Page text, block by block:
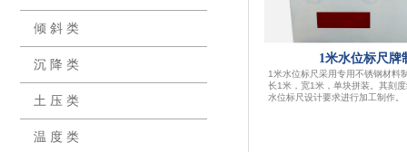
1米水位标尺牌
1米水位标尺采用专用不锈钢材料
长1米，宽1米，单块拼装。其刻
水位标尺设计要求进行加工制作。
倾 斜 类
沉 降 类
土 压 类
温 度 类